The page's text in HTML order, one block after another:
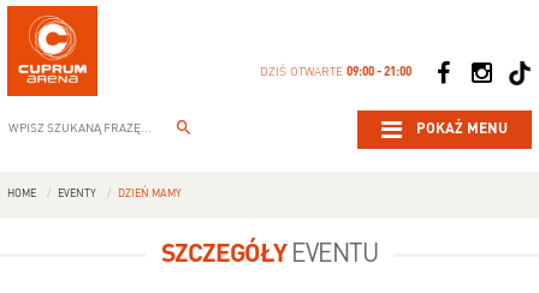
DZIŚ OTWARTE09:00 - 21:00
POKAŻ MENU
HOME EVENTY DZIEŃ MAMY
SZCZEGÓŁYEVENTU